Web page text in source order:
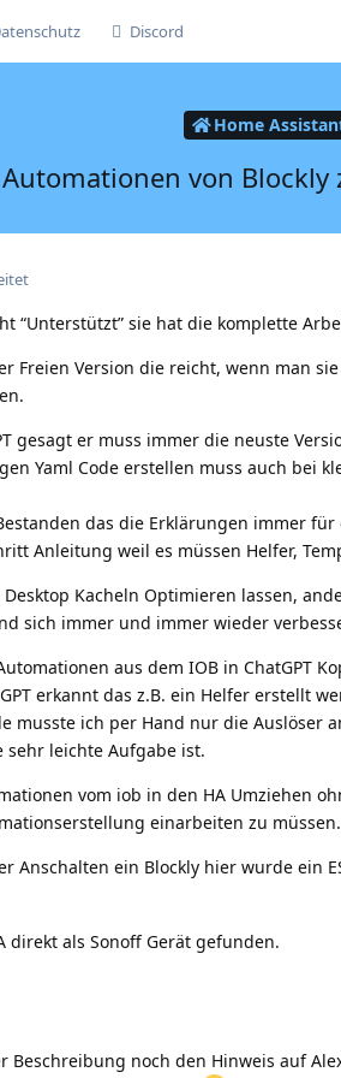
Discord
Home
Automationen von
“Unterstützt” sie hat die komplette
Freien Version die reicht, wenn man
gesagt er muss immer die neuste
Yaml Code erstellen muss auch bei
das die Erklärungen immer
Anleitung weil es müssen Helfer,
Kacheln Optimieren lassen,
sich immer und immer wieder
aus dem IOB in ChatGPT
erkannt das z.B. ein Helfer erstellt
musste ich per Hand nur die Auslöser
sehr leichte Aufgabe ist.
vom iob in den HA Umziehen
einarbeiten zu müssen.
Anschalten ein Blockly hier wurde ein
direkt als Sonoff Gerät gefunden.
Beschreibung noch den Hinweis auf